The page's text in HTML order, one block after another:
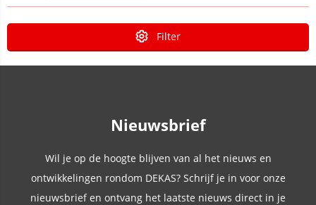
Filter
Nieuwsbrief
Wil je op de hoogte blijven van al het nieuws en
ontwikkelingen rondom DEKAS? Schrijf je in voor onze
nieuwsbrief en ontvang het laatste nieuws direct in je